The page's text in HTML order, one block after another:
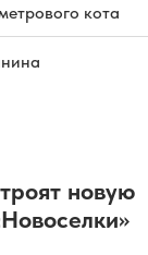
кота
новую